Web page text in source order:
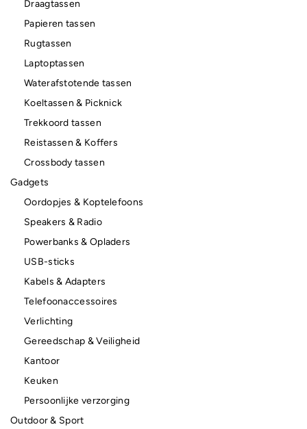
Draagtassen
Papieren tassen
Rugtassen
Laptoptassen
Waterafstotende tassen
Koeltassen & Picknick
Trekkoord tassen
Reistassen & Koffers
Crossbody tassen
Gadgets
Oordopjes & Koptelefoons
Speakers & Radio
Powerbanks & Opladers
USB-sticks
Kabels & Adapters
Telefoonaccessoires
Verlichting
Gereedschap & Veiligheid
Kantoor
Keuken
Persoonlijke verzorging
Outdoor & Sport